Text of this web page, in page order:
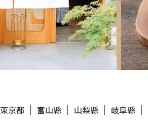
東京都 富山縣 山梨縣 岐阜縣